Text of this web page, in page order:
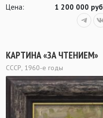
Цена:
1 200 000 руб
КАРТИНА «ЗА ЧТЕНИЕМ»
СССР, 1960-е годы